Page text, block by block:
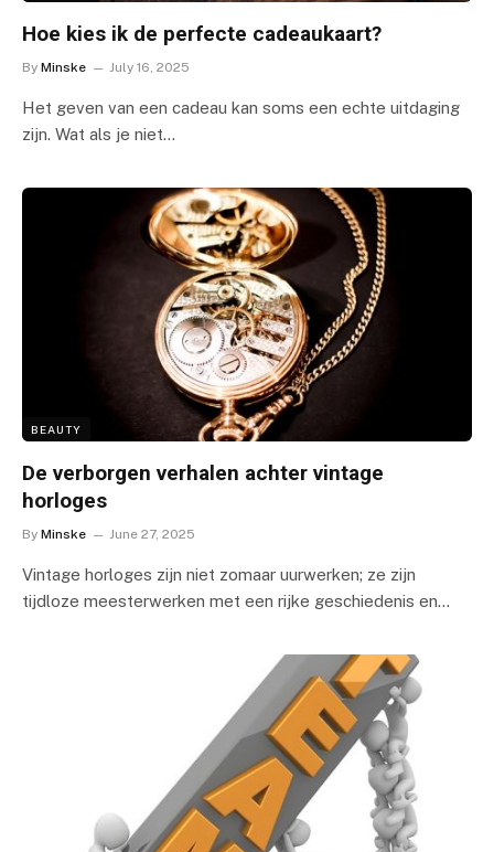
Hoe kies ik de perfecte cadeaukaart?
By Minske July 16, 2025
Het geven van een cadeau kan soms een echte uitdaging
zijn. Wat als je niet…
BEAUTY
De verborgen verhalen achter vintage
horloges
By Minske June 27, 2025
Vintage horloges zijn niet zomaar uurwerken; ze zijn
tijdloze meesterwerken met een rijke geschiedenis en…